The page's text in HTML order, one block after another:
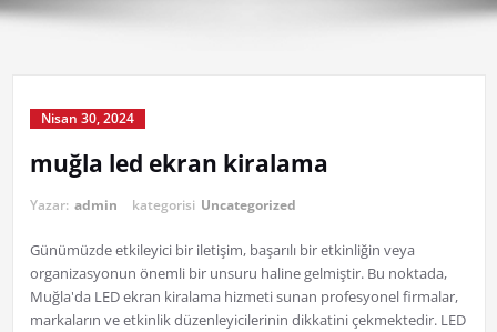
Nisan 30, 2024
muğla led ekran kiralama
Yazar: admin kategorisi Uncategorized
Günümüzde etkileyici bir iletişim, başarılı bir etkinliğin veya
organizasyonun önemli bir unsuru haline gelmiştir. Bu noktada,
Muğla'da LED ekran kiralama hizmeti sunan profesyonel firmalar,
markaların ve etkinlik düzenleyicilerinin dikkatini çekmektedir. LED